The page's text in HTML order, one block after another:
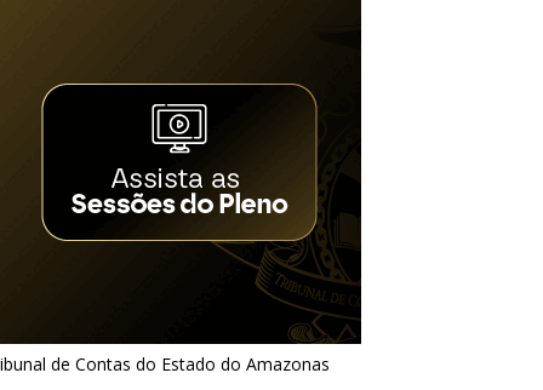
de Contas do Estado do Amazonas